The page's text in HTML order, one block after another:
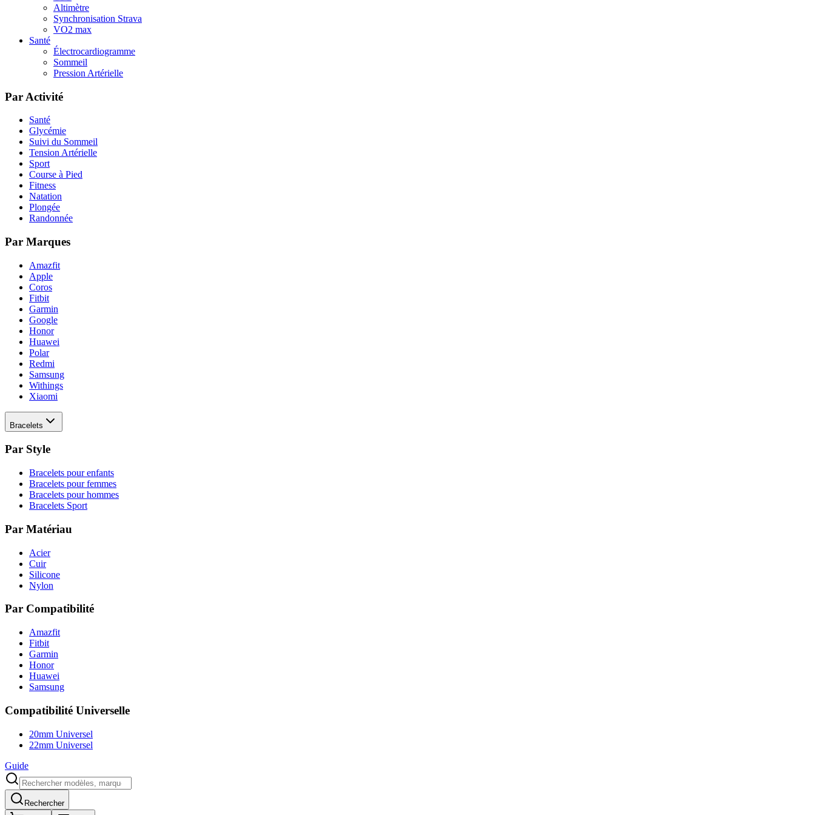
Altimètre
Synchronisation Strava
VO2 max
Santé
Électrocardiogramme
Sommeil
Pression Artérielle
Par Activité
Santé
Glycémie
Suivi du Sommeil
Tension Artérielle
Sport
Course à Pied
Fitness
Natation
Plongée
Randonnée
Par Marques
Amazfit
Apple
Coros
Fitbit
Garmin
Google
Honor
Huawei
Polar
Redmi
Samsung
Withings
Xiaomi
Bracelets
Par Style
Bracelets pour enfants
Bracelets pour femmes
Bracelets pour hommes
Bracelets Sport
Par Matériau
Acier
Cuir
Silicone
Nylon
Par Compatibilité
Amazfit
Fitbit
Garmin
Honor
Huawei
Samsung
Compatibilité Universelle
20mm Universel
22mm Universel
Guide
Rechercher